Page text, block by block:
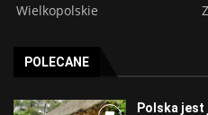
Wielkopolskie
POLECANE
Polska jest